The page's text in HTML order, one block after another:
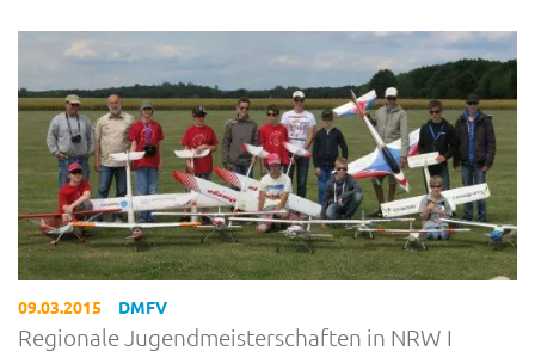
09.03.2015 DMFV
Regionale Jugendmeisterschaften in NRW I